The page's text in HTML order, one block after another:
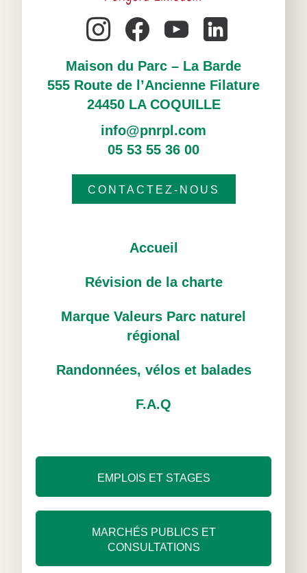
Maison du Parc – La Barde
555 Route de l’Ancienne Filature
24450 LA COQUILLE
info@pnrpl.com
05 53 55 36 00
CONTACTEZ-NOUS
Accueil
Révision de la charte
Marque Valeurs Parc naturel
régional
Randonnées, vélos et balades
F.A.Q
EMPLOIS ET STAGES
MARCHÉS PUBLICS ET
CONSULTATIONS